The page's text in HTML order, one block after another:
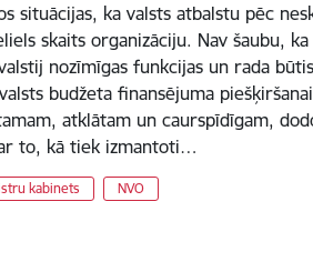
situācijas, ka valsts atbalstu pēc
skaits organizāciju. Nav šaubu,
nozīmīgas funkcijas un rada
budžeta finansējuma
atklātam un caurspīdīgam,
to, kā tiek izmantoti…
kabinets NVO